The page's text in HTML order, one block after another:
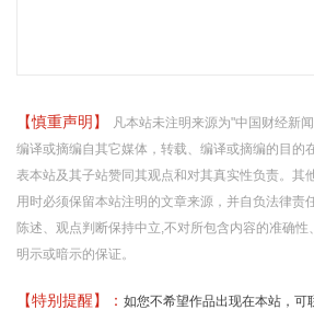
【慎重声明】
凡本站未注明来源为"中国财经新
编译或摘编自其它媒体，转载、编译或摘编的目的
表本站及其子站赞同其观点和对其真实性负责。其
用时必须保留本站注明的文章来源，并自负法律责
陈述、观点判断保持中立,不对所包含内容的准确
明示或暗示的保证。
【特别提醒】： 如您不希望作品出现在本站，可